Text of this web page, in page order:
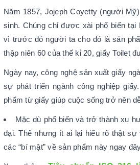
Năm 1857, Jojeph Coyetty (người
sinh. Chúng chỉ được xài phổ biến tại
vì trước đó người ta cho đó là sản
thập niên 60 của thế kỉ 20, giấy Toilet
Ngày nay, công nghệ sản xuất giấy
sự phát triển ngành công nghiệp
phẩm từ giấy giúp cuộc sống trở nên
Mặc dù phổ biến và trở thành xu
đại. Thế nhưng ít ai lại hiểu rõ thật sự
các “bí mật” về sản phẩm này ngay